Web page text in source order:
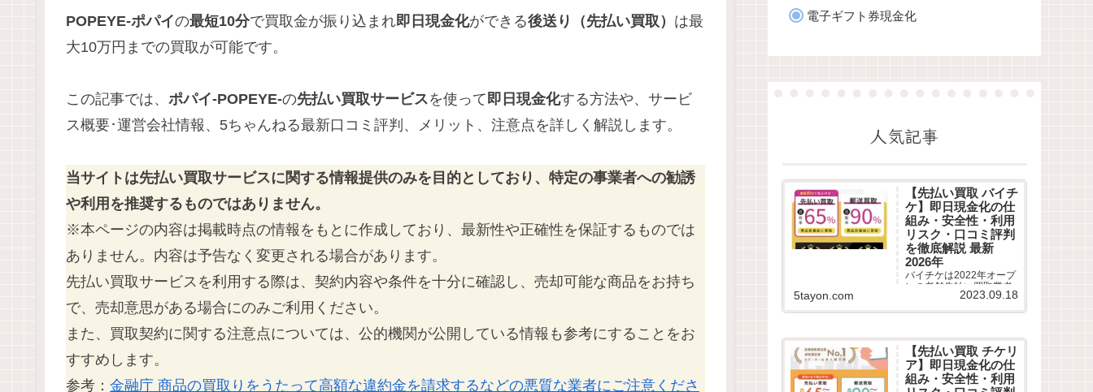
POPEYE-ポパイの最短10分で買取金が振り込まれ即日現金化ができる後送り（先払い買取） は最
大10万円までの買取が可能です。
この記事では、 ポパイ-POPEYE-の先払い買取サービスを使って即日現金化する方法や、サービ
ス概要･運営会社情報、5ちゃんねる最新口コミ評判、メリット、注意点を詳しく解説します。
当サイトは先払い買取サービスに関する情報提供のみを目的としており、特定の事業者への勧誘
や利用を推奨するものではありません。
※本ページの内容は掲載時点の情報をもとに作成しており、最新性や正確性を保証するものでは
ありません。内容は予告なく変更される場合があります。
先払い買取サービスを利用する際は、契約内容や条件を十分に確認し、売却可能な商品をお持ち
で、売却意思がある場合にのみご利用ください。
また、買取契約に関する注意点については、公的機関が公開している情報も参考にすることをお
すすめします。
参考： 金融庁 商品の買取りをうたって高額な違約金を請求するなどの悪質な業者にご注意くださ
電子ギフト券現金化
人気記事
【先払い買取 バイチ
ケ】即日現金化の仕
組み・安全性・利用
リスク・口コミ評判
を徹底解説 最新
2026年
バイチケは2022年オープ
ンの老舗先払い買取業者
です。最短10分即日現金
者の実際の口コミ評判を
徹底調査しました。LINE
完結の申込方法や特徴、
注意点など最新情報でわ
かりやすく解説します。
5tayon.com 2023.09.18
【先払い買取 チケリ
ア】即日現金化の仕
組み・安全性・利用